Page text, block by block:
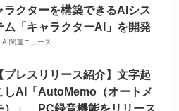
ラクターを構築できるAIシス
ム「キャラクターAI」を開発
AI関連ニュース
【プレスリリース紹介】文字起
しAI「AutoMemo（オートメ
）」 PC録音機能をリリース